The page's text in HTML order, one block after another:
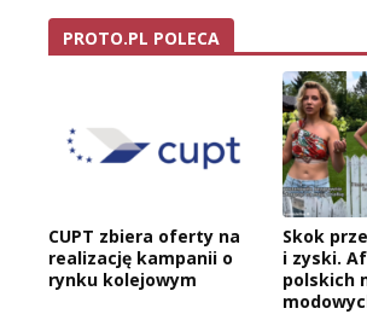
PROTO.PL POLECA
CUPT zbiera oferty na
realizację kampanii o
rynku kolejowym
Skok
i zyski.
polskich